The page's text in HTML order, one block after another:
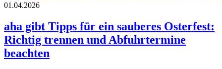
01.04.2026
aha gibt Tipps für ein sauberes Osterfest:
Richtig trennen und Abfuhrtermine
beachten